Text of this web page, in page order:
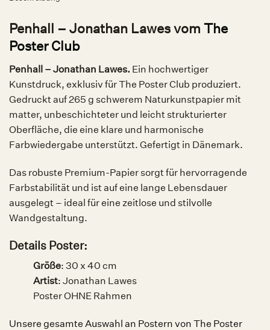
Penhall – Jonathan Lawes vom The
Poster Club
Penhall – Jonathan Lawes. Ein hochwertiger
Kunstdruck, exklusiv für The Poster Club produziert.
Gedruckt auf 265 g schwerem Naturkunstpapier mit
matter, unbeschichteter und leicht strukturierter
Oberfläche, die eine klare und harmonische
Farbwiedergabe unterstützt. Gefertigt in Dänemark.
Das robuste Premium-Papier sorgt für hervorragende
Farbstabilität und ist auf eine lange Lebensdauer
ausgelegt – ideal für eine zeitlose und stilvolle
Wandgestaltung.
Details Poster:
Größe: 30 x 40 cm
Artist: Jonathan Lawes
Poster OHNE Rahmen
Unsere gesamte Auswahl an Postern von The Poster